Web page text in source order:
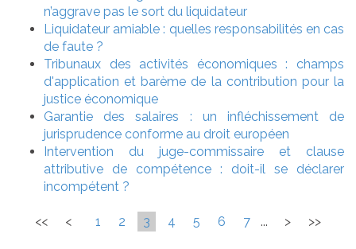
n’aggrave pas le sort du liquidateur
Liquidateur amiable : quelles responsabilités en cas
de faute ?
Tribunaux des activités économiques : champs
d'application et barème de la contribution pour la
justice économique
Garantie des salaires : un infléchissement de
jurisprudence conforme au droit européen
Intervention du juge-commissaire et clause
attributive de compétence : doit-il se déclarer
incompétent ?
<< < 1 2 3 4 5 6 7 ... > >>